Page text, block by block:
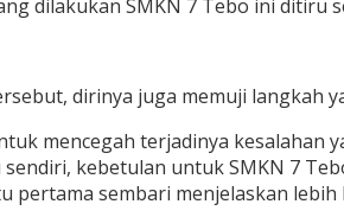
dilakukan SMKN 7 Tebo ini ditiru
dirinya juga memuji langkah
mencegah terjadinya
kebetulan untuk SMKN 7
pertama sembari menjelaskan